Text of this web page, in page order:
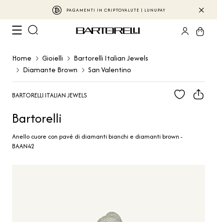
PAGAMENTI IN CRIPTOVALUTE | LUNUPAY
Home Gioielli
Bartorelli Italian Jewels
Diamante Brown
San Valentino
BARTORELLI ITALIAN JEWELS
Bartorelli
Anello cuore con pavé di diamanti bianchi e diamanti brown -
BAAN42